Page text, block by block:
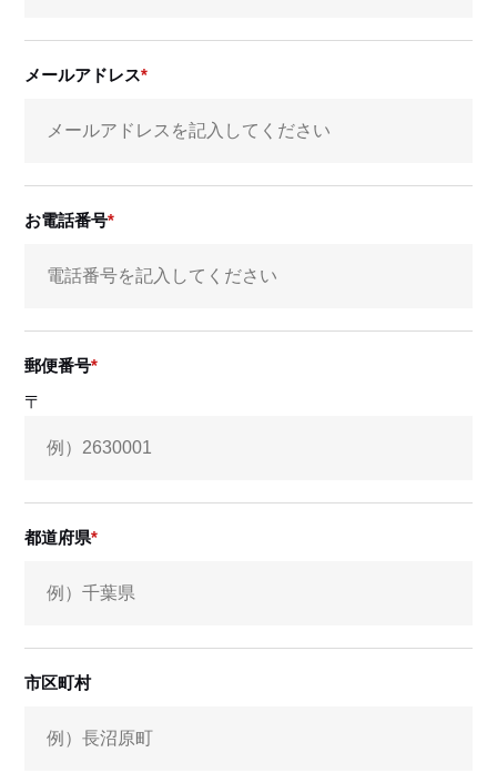
メールアドレス
お電話番号
郵便番号
〒
都道府県
市区町村